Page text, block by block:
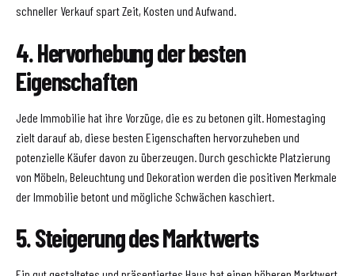
schneller Verkauf spart Zeit, Kosten und Aufwand.
4. Hervorhebung der besten
Eigenschaften
Jede Immobilie hat ihre Vorzüge, die es zu betonen gilt. Homestaging
zielt darauf ab, diese besten Eigenschaften hervorzuheben und
potenzielle Käufer davon zu überzeugen. Durch geschickte Platzierung
von Möbeln, Beleuchtung und Dekoration werden die positiven Merkmale
der Immobilie betont und mögliche Schwächen kaschiert.
5. Steigerung des Marktwerts